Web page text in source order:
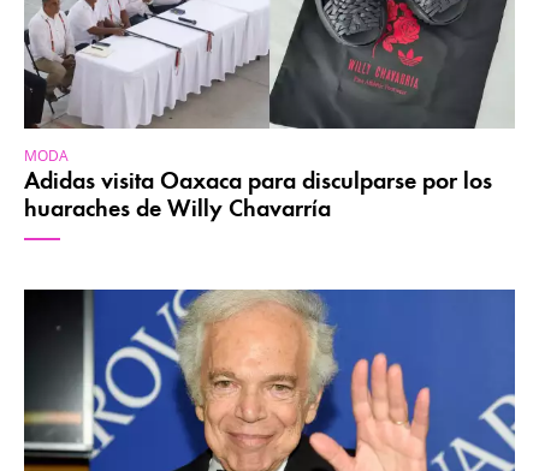
MODA
Adidas visita Oaxaca para disculparse por los
huaraches de Willy Chavarría